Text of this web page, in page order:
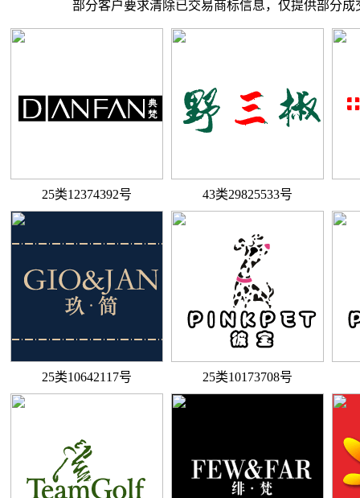
部分客户要求清除已交易商标信息，仅提供部分成
25类12374392号 43类29825533号
25类10642117号 25类10173708号